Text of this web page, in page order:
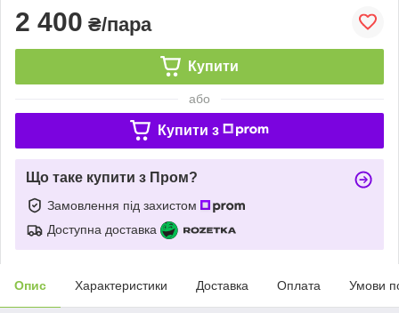
2 400 ₴/пара
Купити
або
Купити з
Що таке купити з Пром?
Замовлення під захистом
Доступна доставка
Опис Характеристики Доставка Оплата Умови